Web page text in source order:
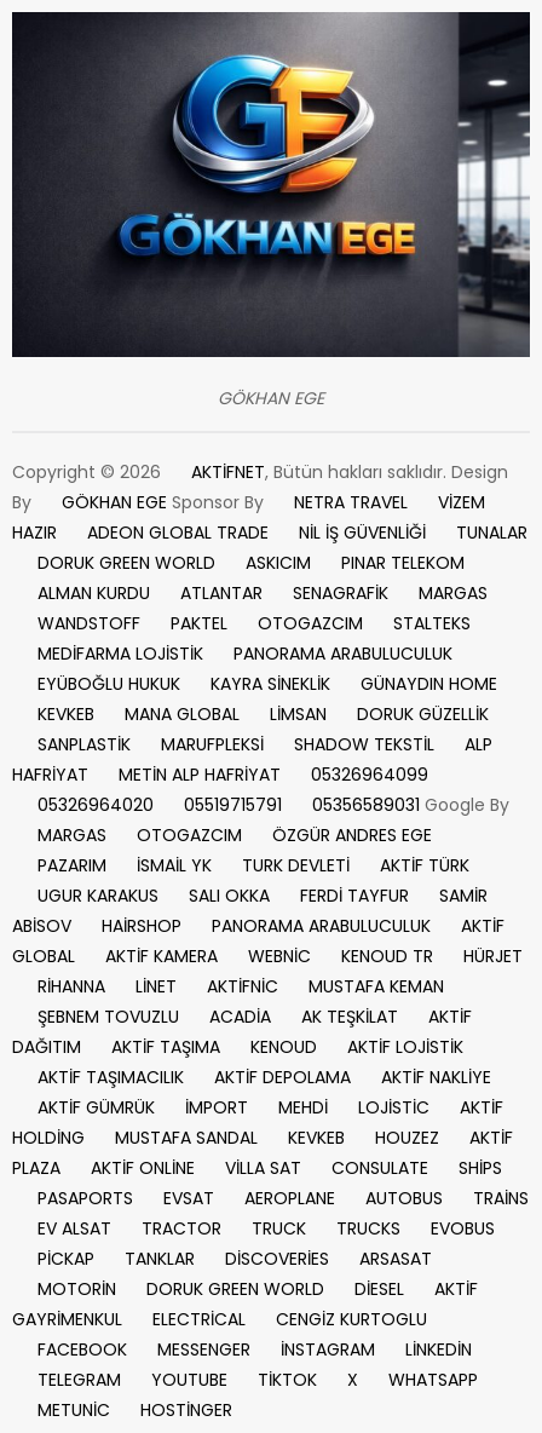
GÖKHAN EGE
Copyright © 2026 AKTİFNET, Bütün hakları saklıdır. Design
By
GÖKHAN EGE Sponsor By NETRA TRAVEL
VİZEM
HAZIR
ADEON GLOBAL TRADE NİL İŞ GÜVENLİĞİ
TUNALAR
DORUK GREEN WORLD
ASKICIM
PINAR TELEKOM
ALMAN KURDU
ATLANTAR SENAGRAFİK
MARGAS
WANDSTOFF
PAKTEL OTOGAZCIM
STALTEKS
MEDİFARMA LOJİSTİK
PANORAMA ARABULUCULUK
EYÜBOĞLU HUKUK
KAYRA SİNEKLİK
GÜNAYDIN HOME
KEVKEB
MANA GLOBAL LİMSAN
DORUK GÜZELLİK
SANPLASTİK
MARUFPLEKSİ SHADOW TEKSTİL
ALP
HAFRİYAT
METİN ALP HAFRİYAT
05326964099
05326964020
05519715791 05356589031 Google By
MARGAS
OTOGAZCIM
ÖZGÜR ANDRES EGE
PAZARIM
İSMAİL YK TURK DEVLETİ
AKTİF TÜRK
UGUR KARAKUS
SALI OKKA FERDİ TAYFUR
SAMİR
ABİSOV
HAİRSHOP PANORAMA ARABULUCULUK
AKTİF
GLOBAL
AKTİF KAMERA WEBNİC KENOUD TR
HÜRJET
RİHANNA
LİNET AKTİFNİC
MUSTAFA KEMAN
ŞEBNEM TOVUZLU
ACADİA AK TEŞKİLAT
AKTİF
DAĞITIM
AKTİF TAŞIMA KENOUD
AKTİF LOJİSTİK
AKTİF TAŞIMACILIK
AKTİF DEPOLAMA
AKTİF NAKLİYE
AKTİF GÜMRÜK
İMPORT MEHDİ LOJİSTİC
AKTİF
HOLDİNG
MUSTAFA SANDAL KEVKEB HOUZEZ
AKTİF
PLAZA
AKTİF ONLİNE VİLLA SAT CONSULATE
SHİPS
PASAPORTS
EVSAT AEROPLANE AUTOBUS
TRAİNS
EV ALSAT
TRACTOR TRUCK TRUCKS
EVOBUS
PİCKAP
TANKLAR DİSCOVERİES
ARSASAT
MOTORİN
DORUK GREEN WORLD DİESEL
AKTİF
GAYRİMENKUL
ELECTRİCAL
CENGİZ KURTOGLU
FACEBOOK
MESSENGER İNSTAGRAM
LİNKEDİN
TELEGRAM
YOUTUBE TİKTOK X
WHATSAPP
METUNİC
HOSTİNGER